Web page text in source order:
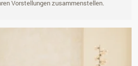
Vorstellungen zusammenstellen.